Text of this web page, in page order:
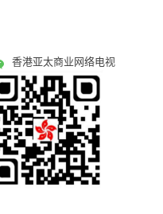
香港亚太商业网络电视